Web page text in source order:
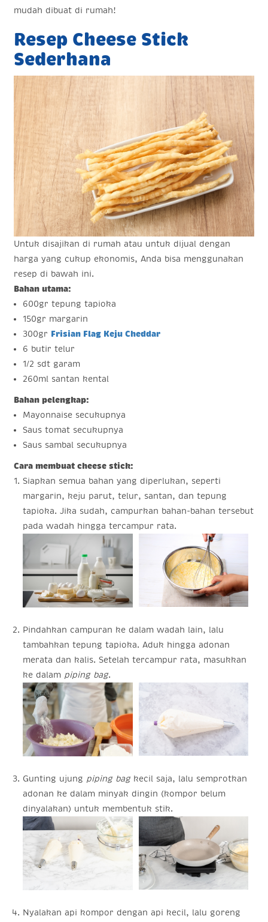
mudah dibuat di rumah!
Resep Cheese Stick
Sederhana
Untuk disajikan di rumah atau untuk dijual dengan
harga yang cukup ekonomis, Anda bisa menggunakan
resep di bawah ini.
Bahan utama:
600gr tepung tapioka
150gr margarin
300gr Frisian Flag Keju Cheddar
6 butir telur
1/2 sdt garam
260ml santan kental
Bahan pelengkap:
Mayonnaise secukupnya
Saus tomat secukupnya
Saus sambal secukupnya
Cara membuat cheese stick:
Siapkan semua bahan yang diperlukan, seperti
margarin, keju parut, telur, santan, dan tepung
tapioka. Jika sudah, campurkan bahan-bahan tersebut
pada wadah hingga tercampur rata.
Pindahkan campuran ke dalam wadah lain, lalu
tambahkan tepung tapioka. Aduk hingga adonan
merata dan kalis. Setelah tercampur rata, masukkan
ke dalam piping bag.
Gunting ujung piping bagkecil saja, lalu semprotkan
adonan ke dalam minyak dingin (kompor belum
dinyalakan) untuk membentuk stik.
Nyalakan api kompor dengan api kecil, lalu goreng